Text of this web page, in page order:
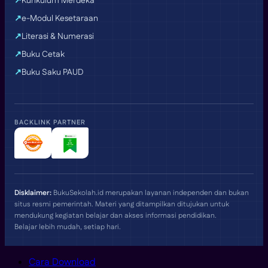
e-Modul Kesetaraan
Literasi & Numerasi
Buku Cetak
Buku Saku PAUD
BACKLINK PARTNER
Disklaimer: BukuSekolah.id merupakan layanan independen dan bukan
situs resmi pemerintah. Materi yang ditampilkan ditujukan untuk
mendukung kegiatan belajar dan akses informasi pendidikan.
Belajar lebih mudah, setiap hari.
Cara Download